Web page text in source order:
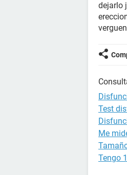
dejarlo
Test
Me
Tengo